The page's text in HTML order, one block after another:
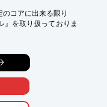
コアに出来る限り
』を取り扱っておりま
くなり、安い、小さ
ータになります。
に圧縮成型が可能。